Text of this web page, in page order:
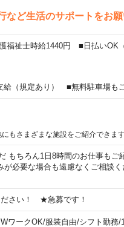
ど生活のサポートをお願
祉士時給1440円 ■日払いOK
（規定あり） ■無料駐車場も
さまざまな施設をご紹介できます
もちろん1日8時間のお仕事もご
必要な場合も遠慮なくご相談
ださい！ ★急募です！
ワークOK/服装自由/シフト勤務/